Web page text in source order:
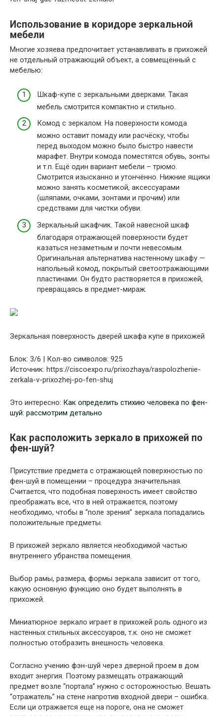
Использование в коридоре зеркальной
мебели
Многие хозяева предпочитает устанавливать в прихожей
не отдельный отражающий объект, а совмещённый с
мебелью:
Шкаф-купе с зеркальными дверками. Такая
мебель смотрится компактно и стильно.
Комод с зеркалом. На поверхности комода
можно оставит помаду или расчёску, чтобы
перед выходом можно было быстро навести
марафет. Внутри комода поместятся обувь, зонты
и т.п. Ещё один вариант мебели – трюмо.
Смотрится изысканно и утончённо. Нижние ящики
можно занять косметикой, аксессуарами
(шляпами, очками, зонтами и прочим) или
средствами для чистки обуви.
Зеркальный шкафчик. Такой навесной шкаф
благодаря отражающей поверхности будет
казаться незаметным и почти невесомым.
Оригинальная альтернатива настенному шкафу —
напольный комод, покрытый светоотражающими
пластинами. Он будто растворяется в прихожей,
превращаясь в предмет-мираж.
Зеркальная поверхность дверей шкафа купе в прихожей
Блок: 3/6 | Кол-во символов: 925
Источник: https://ciscoexpo.ru/prixozhaya/raspolozhenie-
zerkala-v-prixozhej-po-fen-shuj
Это интересно: Как определить стихию человека по фен-
шуй: рассмотрим детально
Как расположить зеркало в прихожей по
фен-шуй?
Присутствие предмета с отражающей поверхностью по
фен-шуй в помещении – процедура значительная.
Считается, что подобная поверхность имеет свойство
преображать все, что в ней отражается, поэтому
необходимо, чтобы в “поле зрения” зеркала попадались
положительные предметы.
В прихожей зеркало является необходимой частью
внутреннего убранства помещения.
Выбор рамы, размера, формы зеркала зависит от того,
какую основную функцию оно будет выполнять в
прихожей.
Миниатюрное зеркало играет в прихожей роль одного из
настенных стильных аксессуаров, т.к. оно не сможет
полностью отобразить внешность человека.
Согласно учению фэн-шуй через дверной проем в дом
входит энергия. Поэтому размещать отражающий
предмет возле “портала” нужно с осторожностью. Вешать
“отражатель” на стене напротив входной двери – ошибка.
Если ци отражается еще на пороге, она не сможет